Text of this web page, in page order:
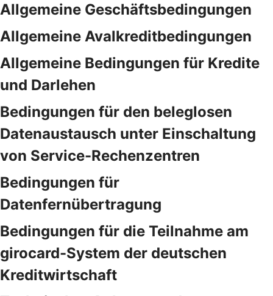
Allgemeine Geschäftsbedingungen
Allgemeine Avalkreditbedingungen
Allgemeine Bedingungen für Kredite
und Darlehen
Bedingungen für den beleglosen
Datenaustausch unter Einschaltung
von Service-Rechenzentren
Bedingungen für
Datenfernübertragung
Bedingungen für die Teilnahme am
girocard-System der deutschen
Kreditwirtschaft